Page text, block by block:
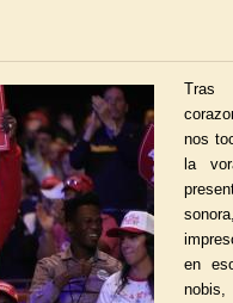
Tras
nos
la
en